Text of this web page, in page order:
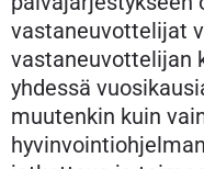
vastaneuvottelijat
vastaneuvottelijan
yhdessä
muutenkin kuin